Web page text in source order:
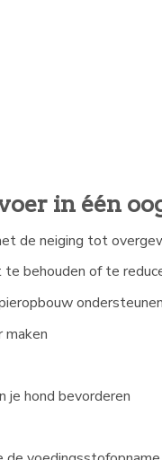
in één
de neiging tot
behouden of te
ondersteunen
maken
je hond bevorderen